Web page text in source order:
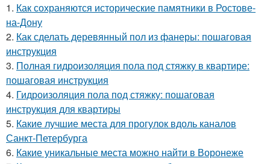
1. Как сохраняются исторические памятники в Ростове-
на-Дону
2. Как сделать деревянный пол из фанеры: пошаговая
инструкция
3. Полная гидроизоляция пола под стяжку в квартире:
пошаговая инструкция
4. Гидроизоляция пола под стяжку: пошаговая
инструкция для квартиры
5. Какие лучшие места для прогулок вдоль каналов
Санкт-Петербурга
6. Какие уникальные места можно найти в Воронеже